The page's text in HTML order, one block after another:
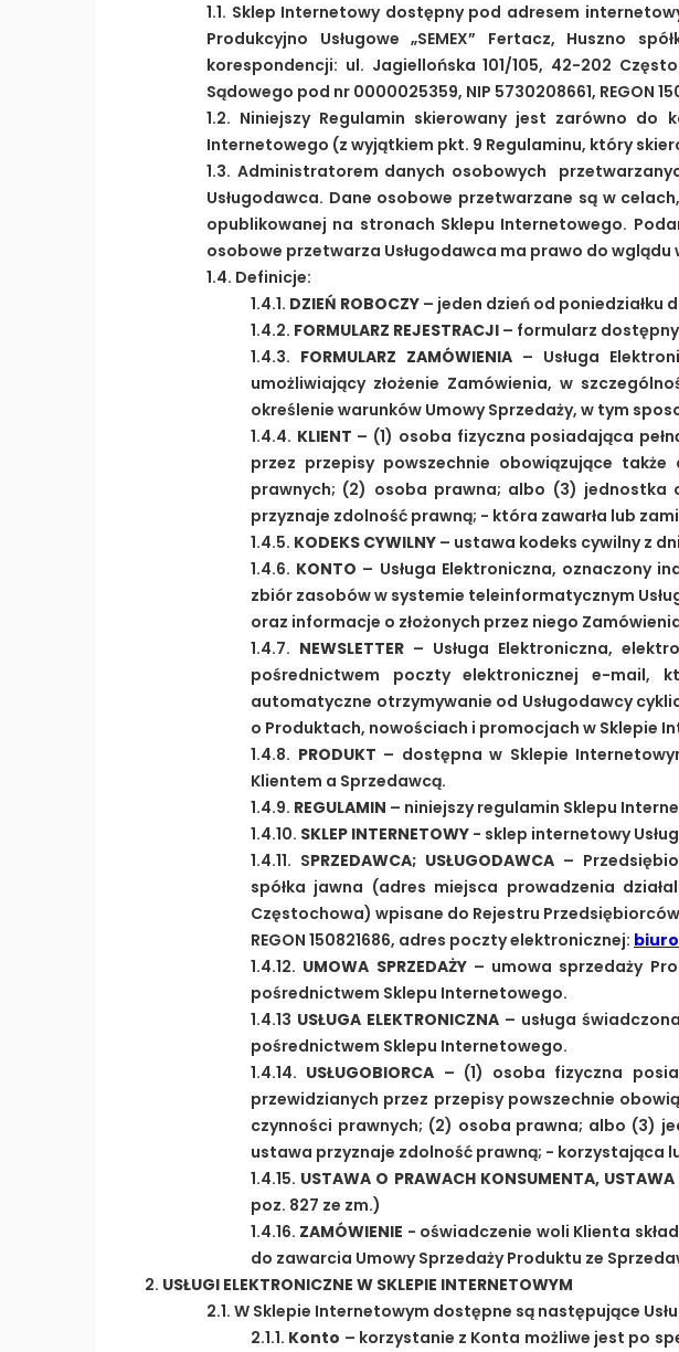
1.1. Sklep Internetowy dostępny pod adresem
Produkcyjno Usługowe „SEMEX” Fertacz, Huszno
korespondencji: ul. Jagiellońska 101/105, 42-202
Sądowego pod nr 0000025359, NIP 5730208661, REGON
1.2. Niniejszy Regulamin skierowany jest zarówno
Internetowego (z wyjątkiem pkt. 9 Regulaminu, który
1.3. Administratorem danych osobowych
Usługodawca. Dane osobowe przetwarzane są w
opublikowanej na stronach Sklepu Internetowego.
osobowe przetwarza Usługodawca ma prawo do
1.4. Definicje:
1.4.1. DZIEŃ ROBOCZY – jeden dzień od poniedziałku
1.4.2. FORMULARZ REJESTRACJI – formularz
1.4.3. FORMULARZ ZAMÓWIENIA – Usługa
umożliwiający złożenie Zamówienia, w
określenie warunków Umowy Sprzedaży, w tym
1.4.4. KLIENT – (1) osoba fizyczna posiadająca
przez przepisy powszechnie obowiązujące
prawnych; (2) osoba prawna; albo (3) jednostka
przyznaje zdolność prawną; - która zawarła lub
1.4.5. KODEKS CYWILNY – ustawa kodeks cywilny z
1.4.6. KONTO – Usługa Elektroniczna, oznaczony
zbiór zasobów w systemie teleinformatycznym
oraz informacje o złożonych przez niego
1.4.7. NEWSLETTER – Usługa Elektroniczna,
pośrednictwem poczty elektronicznej e-mail,
automatyczne otrzymywanie od Usługodawcy
o Produktach, nowościach i promocjach w Sklepie
1.4.8. PRODUKT – dostępna w Sklepie
Klientem a Sprzedawcą.
1.4.9. REGULAMIN – niniejszy regulamin Sklepu
1.4.10. SKLEP INTERNETOWY - sklep internetowy
1.4.11. SPRZEDAWCA; USŁUGODAWCA –
spółka jawna (adres miejsca prowadzenia
Częstochowa) wpisane do Rejestru
REGON 150821686, adres poczty elektronicznej:
1.4.12. UMOWA SPRZEDAŻY– umowa sprzedaży
pośrednictwem Sklepu Internetowego.
1.4.13 USŁUGA ELEKTRONICZNA – usługa
pośrednictwem Sklepu Internetowego.
1.4.14. USŁUGOBIORCA – (1) osoba fizyczna
przewidzianych przez przepisy powszechnie
czynności prawnych; (2) osoba prawna; albo (3)
ustawa przyznaje zdolność prawną; - korzystająca
1.4.15. USTAWA O PRAWACH KONSUMENTA, USTAWA
poz. 827 ze zm.)
1.4.16. ZAMÓWIENIE - oświadczenie woli Klienta
do zawarcia Umowy Sprzedaży Produktu ze
USŁUGI ELEKTRONICZNE W SKLEPIE INTERNETOWYM
2.1. W Sklepie Internetowym dostępne są następujące
2.1.1. Konto – korzystanie z Konta możliwe jest po